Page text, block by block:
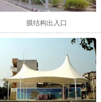
膜结构出入口